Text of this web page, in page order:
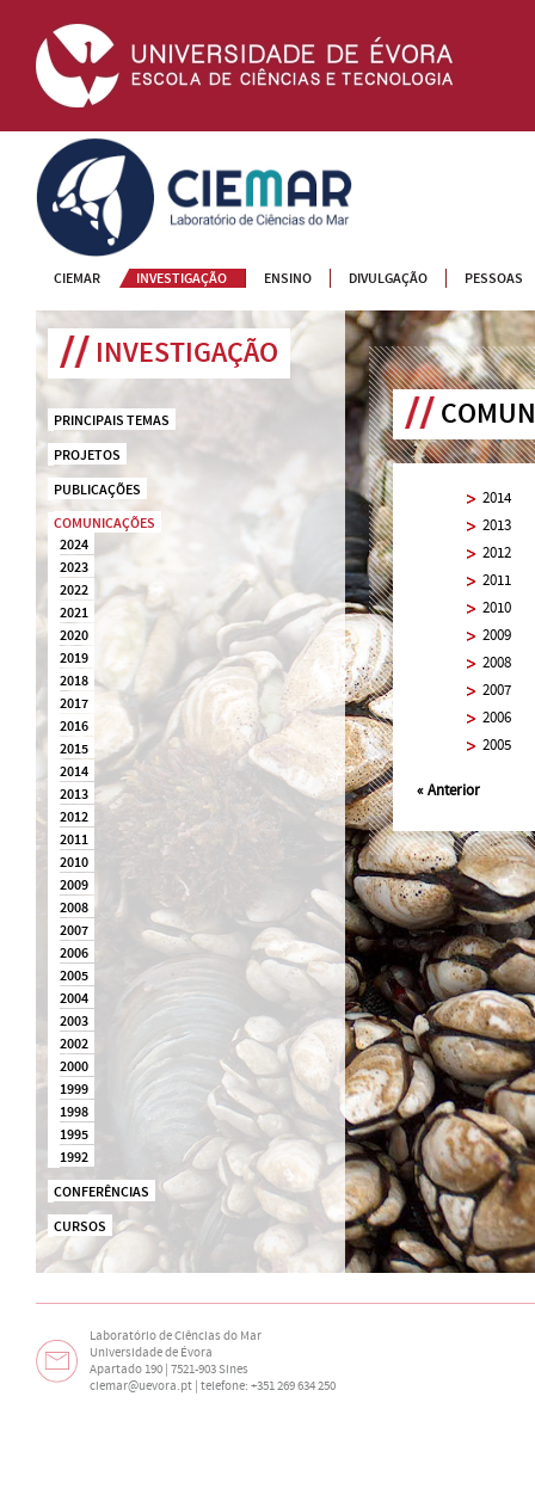
CIEMAR
CIEMAR INVESTIGAÇÃO ENSINO DIVULGAÇÃO PESSOAS
INVESTIGAÇÃO
PRINCIPAIS TEMAS
PROJETOS
PUBLICAÇÕES
COMUNICAÇÕES
2024
2023
2022
2021
2020
2019
2018
2017
2016
2015
2014
2013
2012
2011
2010
2009
2008
2007
2006
2005
2004
2003
2002
2000
1999
1998
1995
1992
CONFERÊNCIAS
CURSOS
2014
2013
2012
2011
2010
2009
2008
2007
2006
2005
«Anterior
Laboratório de Ciências do Mar
Universidade de Évora
Apartado 190 | 7521-903 Sines
ciemar@uevora.pt | telefone: +351 269 634 250